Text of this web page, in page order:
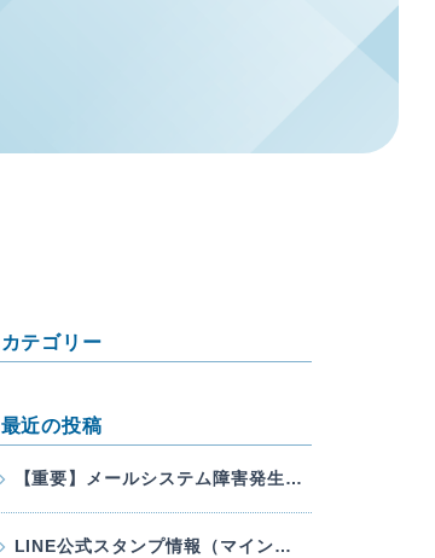
カテゴリー
最近の投稿
【重要】メールシステム障害発生のお知らせ
LINE公式スタンプ情報（マインドウェイブ）